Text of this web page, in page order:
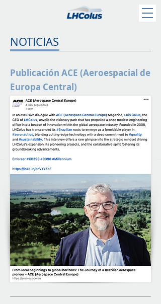
NOTICIAS
Publicación ACE (Aeroespacial de
Europa Central)